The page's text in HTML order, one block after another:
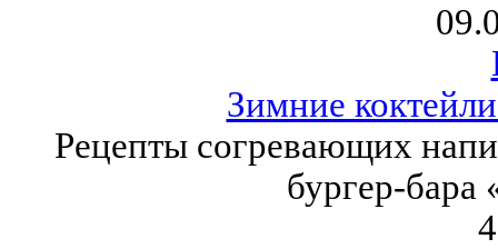
Зимние
Рецепты согревающих
бургер-бара